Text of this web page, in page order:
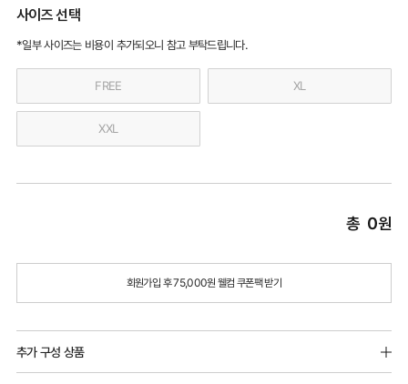
사이즈 선택
*일부 사이즈는 비용이 추가되오니 참고 부탁드립니다.
FREE XL
XXL
총 0원
회원가입 후 75,000원 웰컴 쿠폰팩 받기
추가 구성 상품